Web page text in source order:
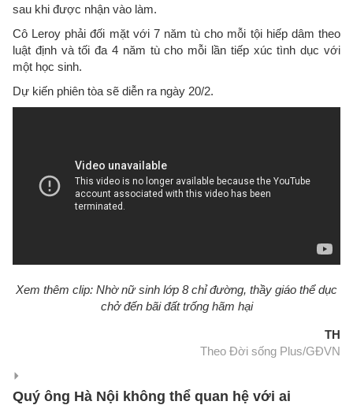
sau khi được nhận vào làm.
Cô Leroy phải đối mặt với 7 năm tù cho mỗi tội hiếp dâm theo
luật định và tối đa 4 năm tù cho mỗi lần tiếp xúc tình dục với
một học sinh.
Dự kiến ​​phiên tòa sẽ diễn ra ngày 20/2.
Xem thêm clip: Nhờ nữ sinh lớp 8 chỉ đường, thầy giáo thể dục
chở đến bãi đất trống hãm hại
TH
Theo Đời sống Plus/GĐVN
Quý ông Hà Nội không thể quan hệ với ai